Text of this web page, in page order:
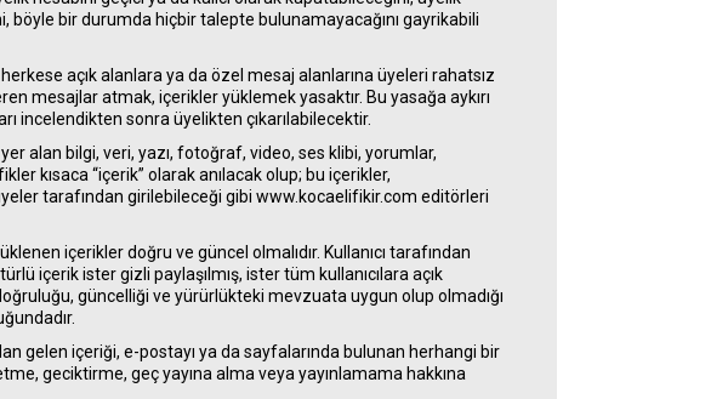
böyle bir durumda hiçbir talepte bulunamayacağını gayrikabili
açık alanlara ya da özel mesaj alanlarına üyeleri rahatsız
mesajlar atmak, içerikler yüklemek yasaktır. Bu yasağa aykırı
incelendikten sonra üyelikten çıkarılabilecektir.
alan bilgi, veri, yazı, fotoğraf, video, ses klibi, yorumlar,
kısaca “içerik” olarak anılacak olup; bu içerikler,
tarafından girilebileceği gibi www.kocaelifikir.com editörleri
içerikler doğru ve güncel olmalıdır. Kullanıcı tarafından
içerik ister gizli paylaşılmış, ister tüm kullanıcılara açık
güncelliği ve yürürlükteki mevzuata uygun olup olmadığı
gelen içeriği, e-postayı ya da sayfalarında bulunan herhangi bir
geciktirme, geç yayına alma veya yayınlamama hakkına